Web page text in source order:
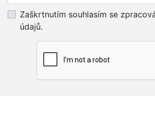
Zaškrtnutím souhlasím se
údajů.